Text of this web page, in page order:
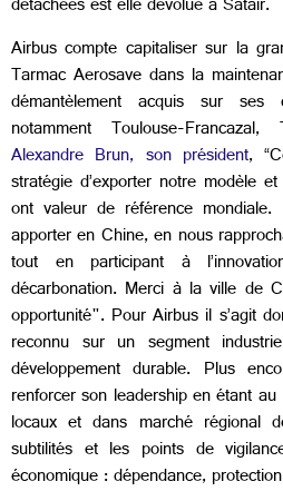
détachées est elle dévolue à Satair.
Airbus compte capitaliser sur la
Tarmac Aerosave dans la
démantèlement acquis sur ses
notamment Toulouse-
Alexandre Brun, son président,
stratégie d’exporter notre modèle
ont valeur de référence
apporter en Chine, en nous
tout en participant à
décarbonation. Merci à la ville de
opportunité". Pour Airbus il s’agit
reconnu sur un segment
développement durable. Plus
renforcer son leadership en étant
locaux et dans marché régional
subtilités et les points de
économique : dépendance,